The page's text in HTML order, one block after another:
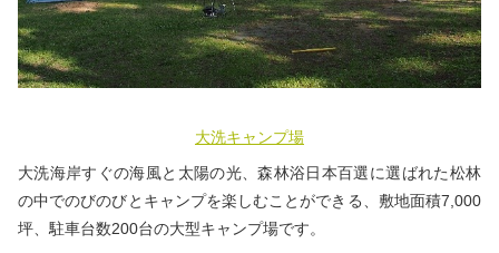
大洗キャンプ場
大洗海岸すぐの海風と太陽の光、森林浴日本百選に選ばれた松林
の中でのびのびとキャンプを楽しむことができる、敷地面積7,000
坪、駐車台数200台の大型キャンプ場です。